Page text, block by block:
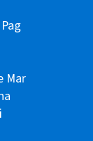
Mar